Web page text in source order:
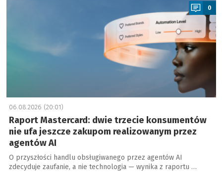
0
06.08.2026 (20:01)
Raport Mastercard: dwie trzecie konsumentów
nie ufa jeszcze zakupom realizowanym przez
agentów AI
O przyszłości handlu obsługiwanego przez agentów AI
zdecyduje zaufanie, a nie technologia — wynika z raportu …